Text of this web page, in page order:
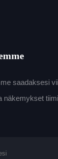
saadaksesi
näkemykset